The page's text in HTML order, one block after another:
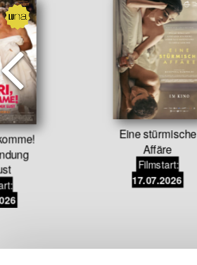
Eine stürmische
Affäre
Filmstart:
17.07.2026